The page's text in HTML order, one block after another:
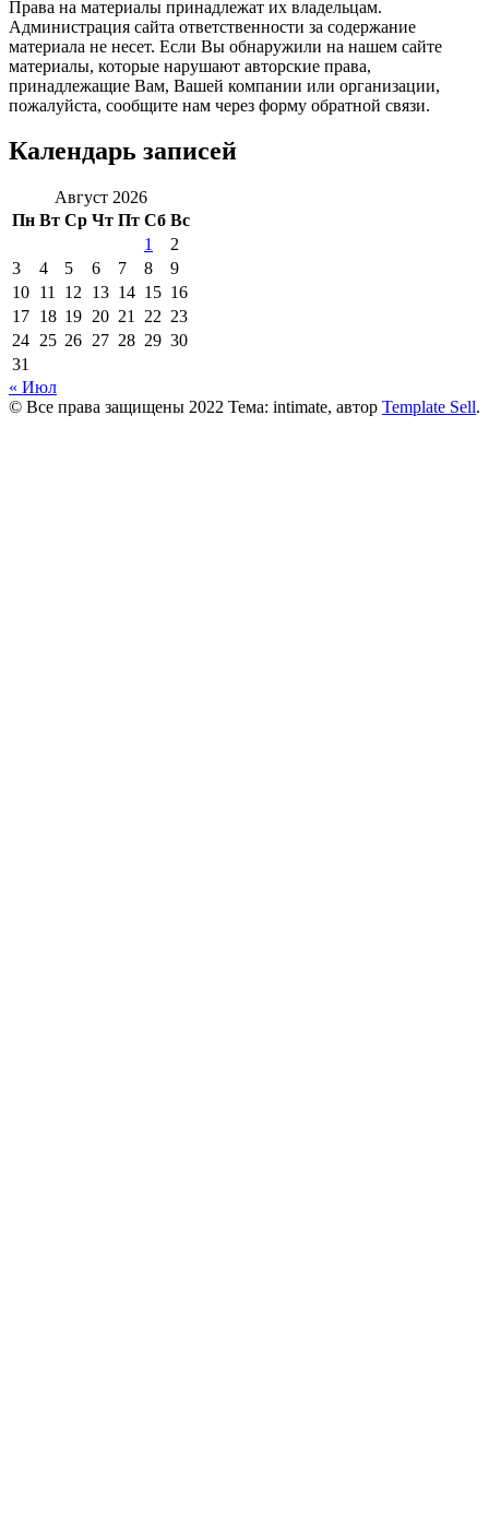
Права на материалы принадлежат их владельцам.
Администрация сайта ответственности за содержание
материала не несет. Если Вы обнаружили на нашем сайте
материалы, которые нарушают авторские права,
принадлежащие Вам, Вашей компании или организации,
пожалуйста, сообщите нам через форму обратной связи.
Календарь записей
Август 2026
Пн Вт Ср Чт Пт Сб Вс
1
2
3
4 5 6 7 8
9
10 11 12 13 14 15 16
17 18 19 20 21 22 23
24 25 26 27 28 29 30
31
« Июл
© Все права защищены 2022 Тема: intimate, автор Template Sell.